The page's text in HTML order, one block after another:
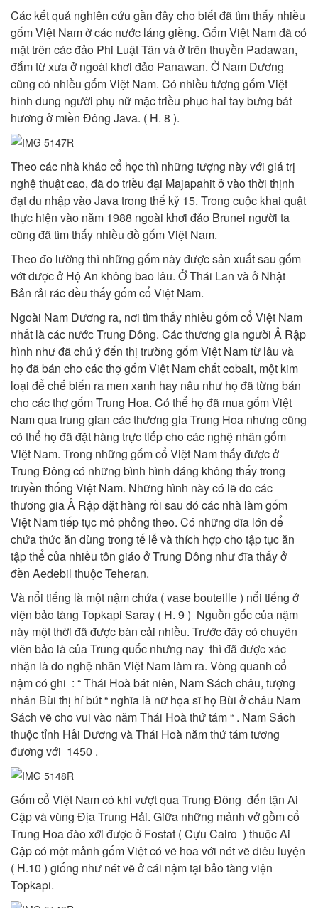
Các kết quả nghiên cứu gần đây cho biết đã tìm thấy nhiều
gốm Việt Nam ở các nước láng giềng. Gốm Việt Nam đã có
mặt trên các đảo Phi Luật Tân và ở trên thuyền Padawan,
đắm từ xưa ở ngoài khơi đảo Panawan. Ở Nam Dương
cũng có nhiều gốm Việt Nam. Có nhiều tượng gốm Việt
hình dung người phụ nữ mặc triều phục hai tay bưng bát
hương ở miền Đông Java. ( H. 8 ).
Theo các nhà khảo cổ học thì những tượng này với giá trị
nghệ thuật cao, đã do triều đại Majapahit ở vào thời thịnh
đạt du nhập vào Java trong thế kỷ 15. Trong cuộc khai quật
thực hiện vào năm 1988 ngoài khơi đảo Brunei người ta
cũng đã tìm thấy nhiều đồ gốm Việt Nam.
Theo đo lường thì những gốm này được sản xuất sau gốm
vớt được ở Hộ An không bao lâu. Ở Thái Lan và ở Nhật
Bản rải rác đều thấy gốm cổ Việt Nam.
Ngoài Nam Dương ra, nơi tìm thấy nhiều gốm cổ Việt Nam
nhất là các nước Trung Đông. Các thương gia người Ả Rập
hình như đã chú ý đến thị trường gốm Việt Nam từ lâu và
họ đã bán cho các thợ gốm Việt Nam chất cobalt, một kim
loại để chế biến ra men xanh hay nâu như họ đã từng bán
cho các thợ gốm Trung Hoa. Có thể họ đã mua gốm Việt
Nam qua trung gian các thương gia Trung Hoa nhưng cũng
có thể họ đã đặt hàng trực tiếp cho các nghệ nhân gốm
Việt Nam. Trong những gốm cổ Việt Nam thấy được ở
Trung Đông có những bình hình dáng không thấy trong
truyền thống Việt Nam. Những hình này có lẽ do các
thương gia Ả Rập đặt hàng rồi sau đó các nhà làm gốm
Việt Nam tiếp tục mô phỏng theo. Có những đĩa lớn để
chứa thức ăn dùng trong tế lễ và thích hợp cho tập tục ăn
tập thể của nhiều tôn giáo ở Trung Đông như đĩa thấy ở
đền Aedebil thuộc Teheran.
Và nổi tiếng là một nậm chứa ( vase bouteille ) nổi tiếng ở
viện bảo tàng Topkapi Saray ( H. 9 ) Nguồn gốc của nậm
này một thời đã được bàn cải nhiều. Trước đây có chuyên
viên bảo là của Trung quốc nhưng nay thì đã được xác
nhận là do nghệ nhân Việt Nam làm ra. Vòng quanh cổ
nậm có ghi : “ Thái Hoà bát niên, Nam Sách châu, tượng
nhân Bùi thị hí bút “ nghĩa là nữ họa sĩ họ Bùi ở châu Nam
Sách vẽ cho vui vào năm Thái Hoà thứ tám “ . Nam Sách
thuộc tỉnh Hải Dương và Thái Hoà năm thứ tám tương
đương với 1450 .
Gốm cổ Việt Nam có khi vượt qua Trung Đông đến tận Ai
Cập và vùng Địa Trung Hải. Giữa những mảnh vở gồm cổ
Trung Hoa đào xới được ở Fostat ( Cựu Cairo ) thuộc Ai
Cập có một mảnh gốm Việt có vẽ hoa với nét vẽ điêu luyện
( H.10 ) giống như nét vẽ ở cái nậm tại bảo tàng viện
Topkapi.